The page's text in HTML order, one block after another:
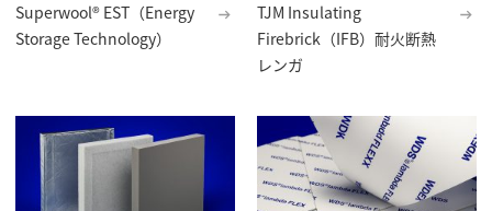
Superwool® EST（Energy
Storage Technology）
TJM Insulating
Firebrick（IFB）耐火断熱
レンガ